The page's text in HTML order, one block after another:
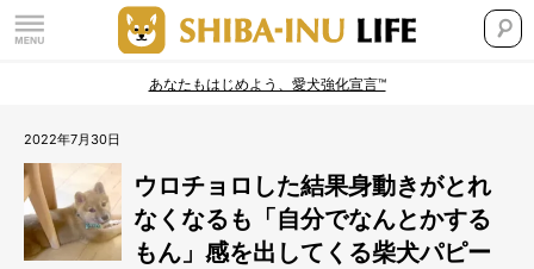
あなたもはじめよう、愛犬強化宣言™
2022年7月30日
ウロチョロした結果身動きがとれ
なくなるも「自分でなんとかする
もん」感を出してくる柴犬パピー